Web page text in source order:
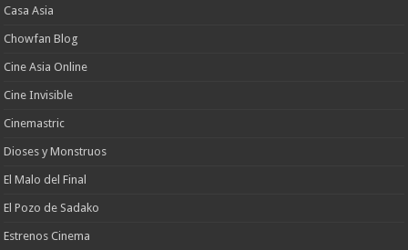
Casa Asia
Chowfan Blog
Cine Asia Online
Cine Invisible
Cinemastric
Dioses y Monstruos
El Malo del Final
El Pozo de Sadako
Estrenos Cinema